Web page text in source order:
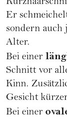
Er
sondern
Alter.
Bei einer
Schnitt vor
Kinn.
Gesicht
Bei einer